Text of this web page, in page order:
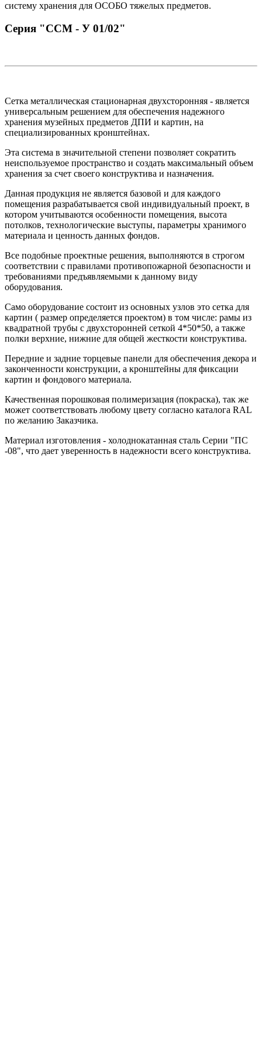
систему хранения для ОСОБО тяжелых предметов.
Серия "ССМ - У 01/02"
Сетка металлическая стационарная двухсторонняя - является
универсальным решением для обеспечения надежного
хранения музейных предметов ДПИ и картин, на
специализированных кронштейнах.
Эта система в значительной степени позволяет сократить
неиспользуемое пространство и создать максимальный объем
хранения за счет своего конструктива и назначения.
Данная продукция не является базовой и для каждого
помещения разрабатывается свой индивидуальный проект, в
котором учитываются особенности помещения, высота
потолков, технологические выступы, параметры хранимого
материала и ценность данных фондов.
Все подобные проектные решения, выполняются в строгом
соответствии с правилами противопожарной безопасности и
требованиями предъявляемыми к данному виду
оборудования.
Само оборудование состоит из основных узлов это сетка для
картин ( размер определяется проектом) в том числе: рамы из
квадратной трубы с двухсторонней сеткой 4*50*50, а также
полки верхние, нижние для общей жесткости конструктива.
Передние и задние торцевые панели для обеспечения декора и
законченности конструкции, а кронштейны для фиксации
картин и фондового материала.
Качественная порошковая полимеризация (покраска), так же
может соответствовать любому цвету согласно каталога RAL
по желанию Заказчика.
Материал изготовления - холоднокатанная сталь Серии "ПС
-08", что дает уверенность в надежности всего конструктива.